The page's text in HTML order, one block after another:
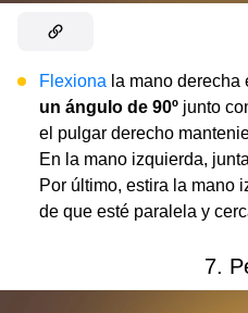
Flexiona la mano derecha
un ángulo de 90º junto
el pulgar derecho
En la mano izquierda,
Por último, estira la mano
de que esté paralela y
7.